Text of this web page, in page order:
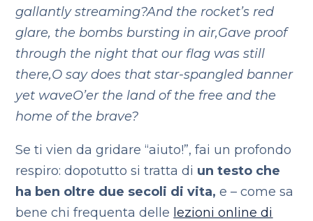
gallantly streaming?And the rocket’s red
glare, the bombs bursting in air,Gave proof
through the night that our flag was still
there,O say does that star-spangled banner
yet waveO’er the land of the free and the
home of the brave?
Se ti vien da gridare “aiuto!”, fai un profondo
respiro: dopotutto si tratta di un testo che
ha ben oltre due secoli di vita, e – come sa
bene chi frequenta delle lezioni online di